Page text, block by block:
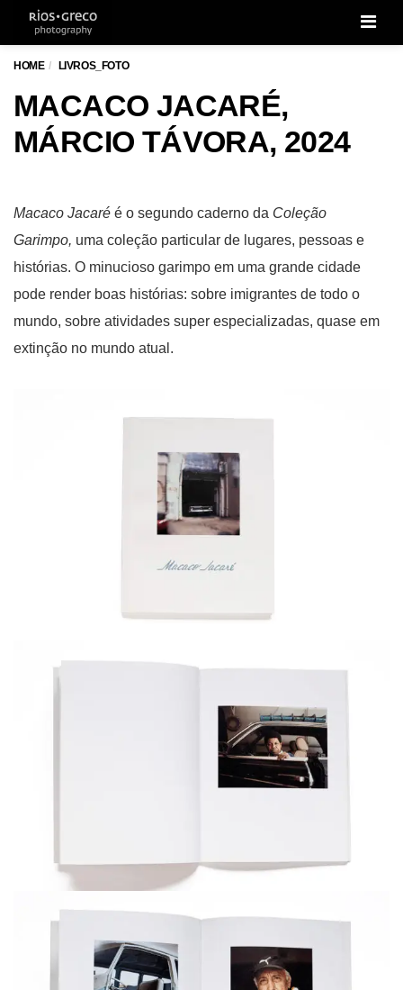
HOME LIVROS_FOTO
MACACO JACARÉ,
MÁRCIO TÁVORA, 2024
Macaco Jacaré é o segundo caderno da Coleção
Garimpo, uma coleção particular de lugares, pessoas e
histórias. O minucioso garimpo em uma grande cidade
pode render boas histórias: sobre imigrantes de todo o
mundo, sobre atividades super especializadas, quase em
extinção no mundo atual.